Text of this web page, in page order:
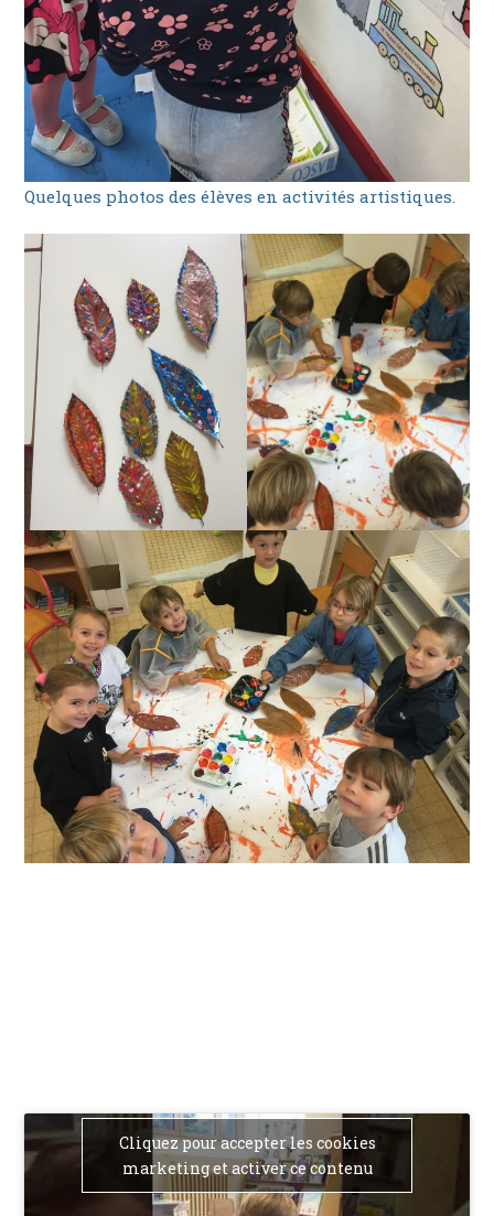
Quelques photos des élèves en activités artistiques.
Cliquez pour accepter les cookies
marketing et activer ce contenu